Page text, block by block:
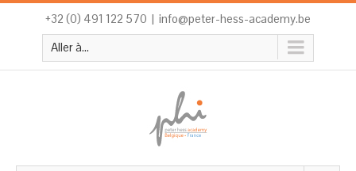
+32 (0) 491 122 570 | info@peter-hess-academy.be
Aller à...